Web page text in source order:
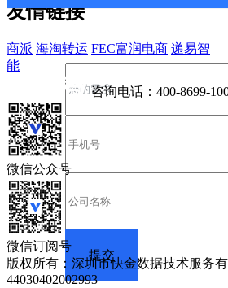
友情链接
商派 海淘转运 FEC富润电商 递易智
能
咨询电话： 400-8699-
微信公众号
微信订阅号
版权所有：深圳市快金数据技术服务
44030402002993